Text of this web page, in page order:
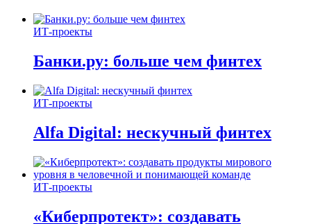
ИТ-проекты
Банки.ру: больше чем финтех
ИТ-проекты
Alfa Digital: нескучный финтех
ИТ-проекты
«Киберпротект»: создавать